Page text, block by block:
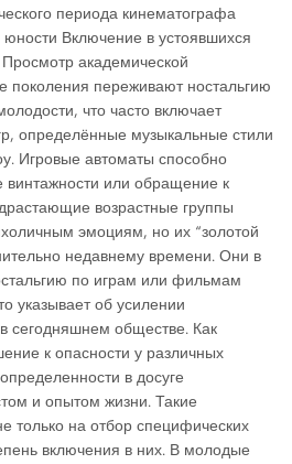
периода кинематографа
Включение в устоявшихся
академической
поколения переживают ностальгию
что часто включает
определённые музыкальные стили
Игровые автоматы способно
или обращение к
возрастные группы
эмоциям, но их “золотой
недавнему времени. Они в
по играм или фильмам
указывает об усилении
сегодняшнем обществе. Как
к опасности у различных
в досуге
и опытом жизни. Такие
только на отбор специфических
включения в них. В молодые